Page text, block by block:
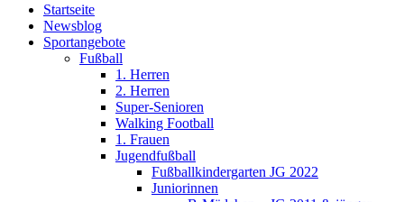
Startseite
Newsblog
Sportangebote
Fußball
1. Herren
2. Herren
Super-Senioren
Walking Football
1. Frauen
Jugendfußball
Fußballkindergarten JG 2022
Juniorinnen